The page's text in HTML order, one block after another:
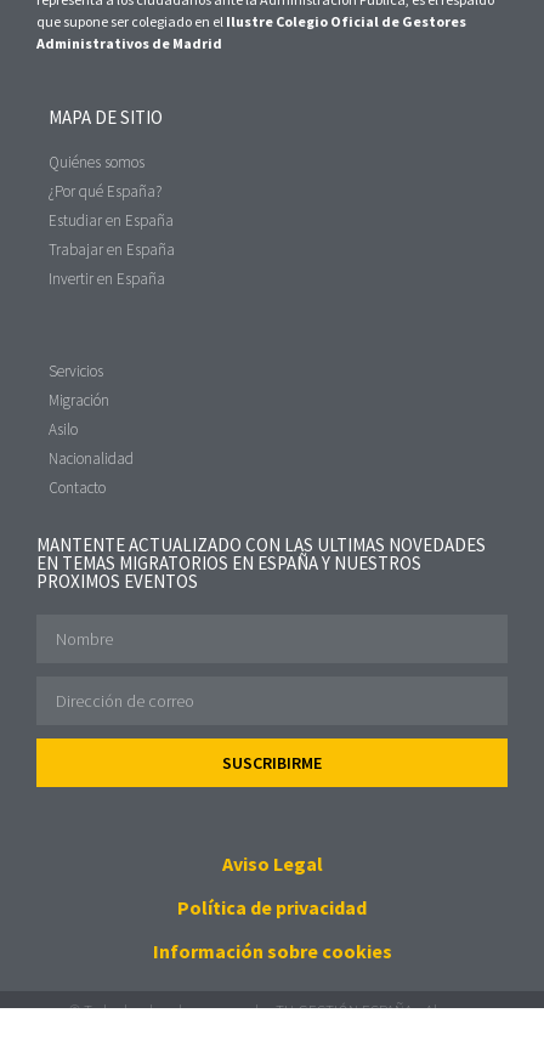
que supone ser colegiado en el Ilustre Colegio Oficial de Gestores
Administrativos de Madrid
MAPA DE SITIO
Quiénes somos
¿Por qué España?
Estudiar en España
Trabajar en España
Invertir en España
Servicios
Migración
Asilo
Nacionalidad
Contacto
MANTENTE ACTUALIZADO CON LAS ULTIMAS NOVEDADES
EN TEMAS MIGRATORIOS EN ESPAÑA Y NUESTROS
PROXIMOS EVENTOS
SUSCRIBIRME
Aviso Legal
Política de privacidad
Información sobre cookies
© Todos los derechos reservados TU GESTIÓN ESPAÑA - Algunas